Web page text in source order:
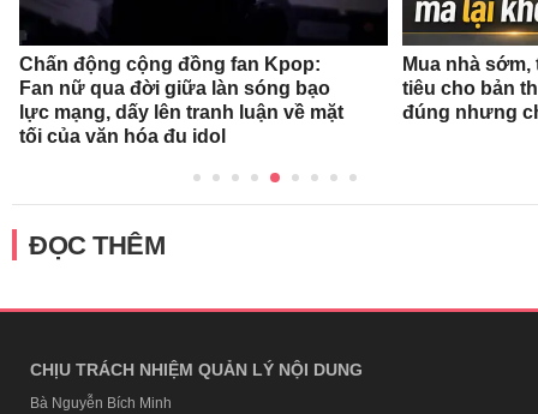
Chấn động cộng đồng fan Kpop:
Fan nữ qua đời giữa làn sóng bạo
lực mạng, dấy lên tranh luận về mặt
tối của văn hóa đu idol
Mua nhà
tiêu cho bản
đúng nhưng
ĐỌC THÊM
CHỊU TRÁCH NHIỆM QUẢN LÝ NỘI DUNG
Bà Nguyễn Bích Minh